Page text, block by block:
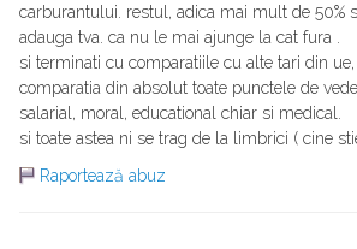
carburantului. restul, adica mai mult de 50%
adauga tva. ca nu le mai ajunge la cat fura .
si terminati cu comparatiile cu alte tari din
comparatia din absolut toate punctele de
salarial, moral, educational chiar si medical.
si toate astea ni se trag de la limbrici ( cine
Raportează abuz